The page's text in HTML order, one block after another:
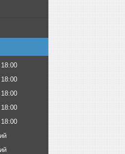
18:00
18:00
18:00
18:00
18:00